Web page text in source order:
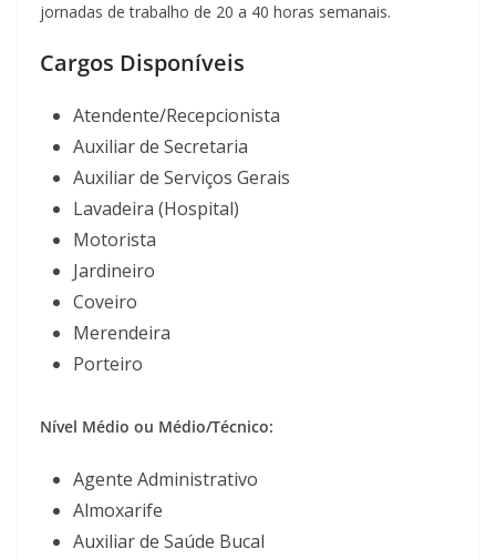
jornadas de trabalho de 20 a 40 horas semanais.
Cargos Disponíveis
Atendente/Recepcionista
Auxiliar de Secretaria
Auxiliar de Serviços Gerais
Lavadeira (Hospital)
Motorista
Jardineiro
Coveiro
Merendeira
Porteiro
Nível Médio ou Médio/Técnico:
Agente Administrativo
Almoxarife
Auxiliar de Saúde Bucal